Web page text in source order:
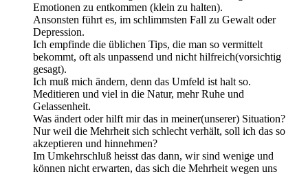
Emotionen zu entkommen (klein zu halten).
Ansonsten führt es, im schlimmsten Fall zu Gewalt oder
Depression.
Ich empfinde die üblichen Tips, die man so vermittelt
bekommt, oft als unpassend und nicht hilfreich(vorsichtig
gesagt).
Ich muß mich ändern, denn das Umfeld ist halt so.
Meditieren und viel in die Natur, mehr Ruhe und
Gelassenheit.
Was ändert oder hilft mir das in meiner(unserer) Situation?
Nur weil die Mehrheit sich schlecht verhält, soll ich das so
akzeptieren und hinnehmen?
Im Umkehrschluß heisst das dann, wir sind wenige und
können nicht erwarten, das sich die Mehrheit wegen uns